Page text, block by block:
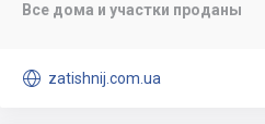
Все дома и участки проданы
 zatishnij.com.ua